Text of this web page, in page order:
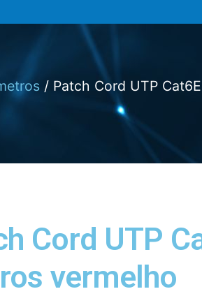
/ Patch Cord UTP
Cord UTP
vermelho